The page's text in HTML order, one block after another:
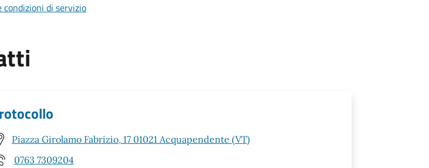
condizioni di servizio
Piazza Girolamo Fabrizio, 17 01021 Acquapendente (VT)
0763 7309204